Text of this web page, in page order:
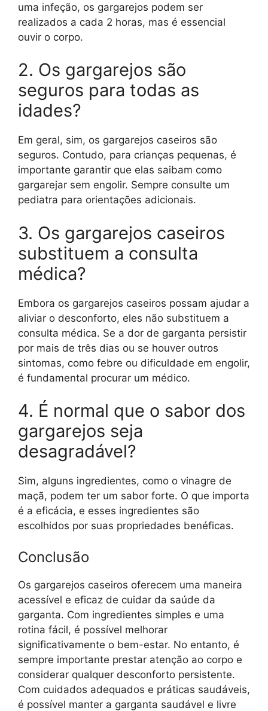
uma infeção, os gargarejos podem ser
realizados a cada 2 horas, mas é essencial
ouvir o corpo.
2. Os gargarejos são
seguros para todas as
idades?
Em geral, sim, os gargarejos caseiros são
seguros. Contudo, para crianças pequenas, é
importante garantir que elas saibam como
gargarejar sem engolir. Sempre consulte um
pediatra para orientações adicionais.
3. Os gargarejos caseiros
substituem a consulta
médica?
Embora os gargarejos caseiros possam ajudar a
aliviar o desconforto, eles não substituem a
consulta médica. Se a dor de garganta persistir
por mais de três dias ou se houver outros
sintomas, como febre ou dificuldade em engolir,
é fundamental procurar um médico.
4. É normal que o sabor dos
gargarejos seja
desagradável?
Sim, alguns ingredientes, como o vinagre de
maçã, podem ter um sabor forte. O que importa
é a eficácia, e esses ingredientes são
escolhidos por suas propriedades benéficas.
Conclusão
Os gargarejos caseiros oferecem uma maneira
acessível e eficaz de cuidar da saúde da
garganta. Com ingredientes simples e uma
rotina fácil, é possível melhorar
significativamente o bem-estar. No entanto, é
sempre importante prestar atenção ao corpo e
considerar qualquer desconforto persistente.
Com cuidados adequados e práticas saudáveis,
é possível manter a garganta saudável e livre